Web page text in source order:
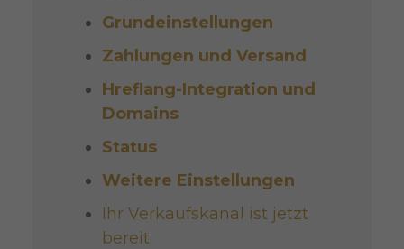
Grundeinstellungen
Zahlungen und Versand
Hreflang-Integration und
Domains
Status
Weitere Einstellungen
Ihr Verkaufskanal ist jetzt
bereit